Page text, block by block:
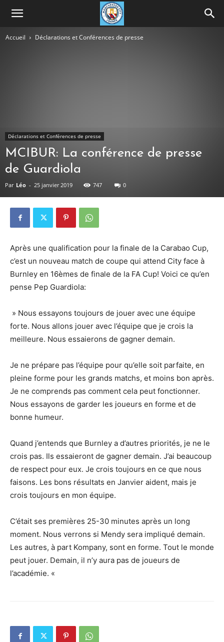
Accueil Déclarations et Conférences de presse
Déclarations et Conférences de presse
MCIBUR: La conférence de presse
de Guardiola
Par Léo - 25 janvier 2019 747 0
Après une qualification pour la finale de la Carabao Cup,
c’est un nouveau match de coupe qui attend City face à
Burnley en 16èmes de finale de la FA Cup! Voici ce qu’en
pense Pep Guardiola:
» Nous essayons toujours de jouer avec une équipe
forte. Nous allons jouer avec l’équipe que je crois la
meilleure. Nous essaierons de gagner demain.
Je ne prépare pas l’équipe pour qu’elle soit parfaite, en
pleine forme pour les grands matchs, et moins bon après.
Je ne comprends pas comment cela peut fonctionner.
Nous essayons de garder les joueurs en forme et de
bonne humeur.
Quand j’entends que Burnley a d’autres priorités, je ne le
crois pas. Ils essaieront de gagner demain. J’ai beaucoup
de respect pour eux. Je crois toujours en ce que nous
faisons. Les bons résultats en Janvier aident, mais je
crois toujours en mon équipe.
C’était ses premières 25-30 minutes après un long
moment. Nous verrons si Mendy sera impliqué demain.
Les autres, à part Kompany, sont en forme. Tout le monde
peut jouer. Demain, il n’y aura pas de joueurs de
l’académie. «